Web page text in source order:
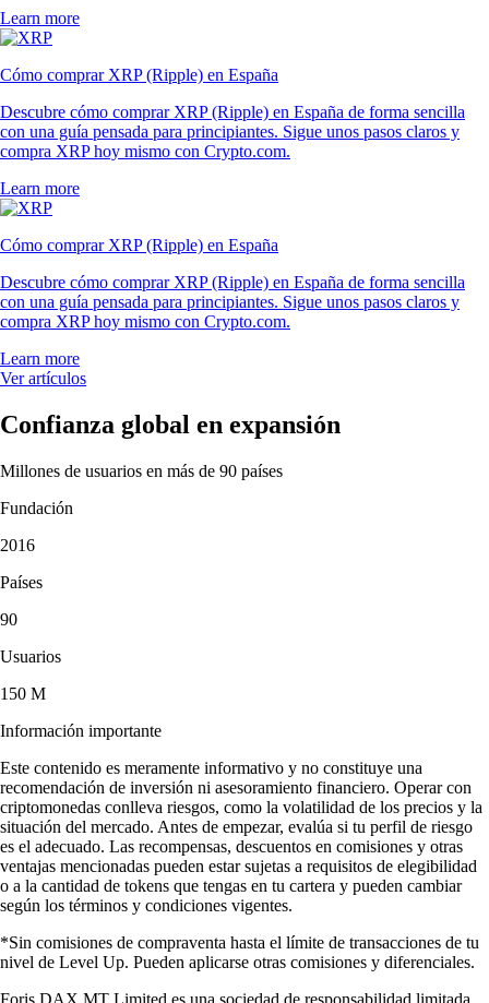
Learn more
Cómo comprar XRP (Ripple) en España
Descubre cómo comprar XRP (Ripple) en España de forma sencilla
con una guía pensada para principiantes. Sigue unos pasos claros y
compra XRP hoy mismo con Crypto.com.
Learn more
Cómo comprar XRP (Ripple) en España
Descubre cómo comprar XRP (Ripple) en España de forma sencilla
con una guía pensada para principiantes. Sigue unos pasos claros y
compra XRP hoy mismo con Crypto.com.
Learn more
Ver artículos
Confianza global en expansión
Millones de usuarios en más de 90 países
Fundación
2016
Países
90
Usuarios
150 M
Información importante
Este contenido es meramente informativo y no constituye una
recomendación de inversión ni asesoramiento financiero. Operar con
criptomonedas conlleva riesgos, como la volatilidad de los precios y la
situación del mercado. Antes de empezar, evalúa si tu perfil de riesgo
es el adecuado. Las recompensas, descuentos en comisiones y otras
ventajas mencionadas pueden estar sujetas a requisitos de elegibilidad
o a la cantidad de tokens que tengas en tu cartera y pueden cambiar
según los términos y condiciones vigentes.
*Sin comisiones de compraventa hasta el límite de transacciones de tu
nivel de Level Up. Pueden aplicarse otras comisiones y diferenciales.
Foris DAX MT Limited es una sociedad de responsabilidad limitada